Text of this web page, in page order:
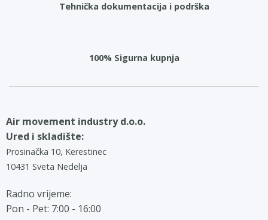
Tehnička dokumentacija i podrška
100% Sigurna kupnja
Air movement industry d.o.o.
Ured i skladište:
Prosinačka 10, Kerestinec
10431 Sveta Nedelja
Radno vrijeme:
Pon - Pet: 7:00 - 16:00